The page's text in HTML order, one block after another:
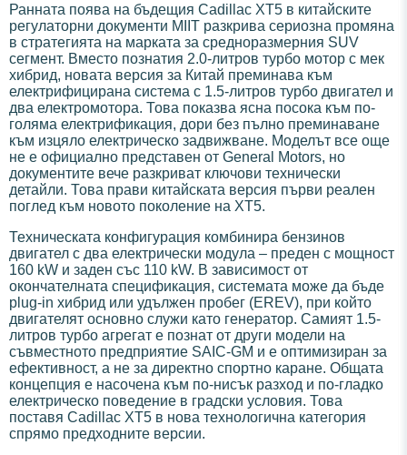
Ранната поява на бъдещия Cadillac XT5 в китайските
регулаторни документи MIIT разкрива сериозна промяна
в стратегията на марката за средноразмерния SUV
сегмент. Вместо познатия 2.0-литров турбо мотор с мек
хибрид, новата версия за Китай преминава към
електрифицирана система с 1.5-литров турбо двигател и
два електромотора. Това показва ясна посока към по-
голяма електрификация, дори без пълно преминаване
към изцяло електрическо задвижване. Моделът все още
не е официално представен от General Motors, но
документите вече разкриват ключови технически
детайли. Това прави китайската версия първи реален
поглед към новото поколение на XT5.
Техническата конфигурация комбинира бензинов
двигател с два електрически модула – преден с мощност
160 kW и заден със 110 kW. В зависимост от
окончателната спецификация, системата може да бъде
plug-in хибрид или удължен пробег (EREV), при който
двигателят основно служи като генератор. Самият 1.5-
литров турбо агрегат е познат от други модели на
съвместното предприятие SAIC-GM и е оптимизиран за
ефективност, а не за директно спортно каране. Общата
концепция е насочена към по-нисък разход и по-гладко
електрическо поведение в градски условия. Това
поставя Cadillac XT5 в нова технологична категория
спрямо предходните версии.